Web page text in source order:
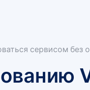
сервисом без